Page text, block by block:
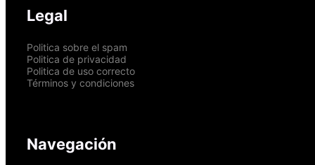
Legal
Politica sobre el spam
Politica de privacidad
Politica de uso correcto
Términos y condiciones
Navegación